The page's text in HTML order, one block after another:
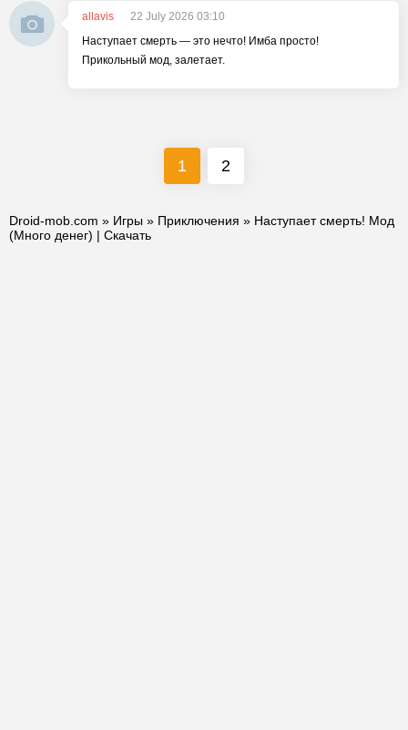
allavis
22 July 2026 03:10
Наступает смерть — это нечто! Имба просто!
Прикольный мод, залетает.
1 2
Droid-mob.com » Игры » Приключения » Наступает смерть! Мод
(Много денег) | Скачать